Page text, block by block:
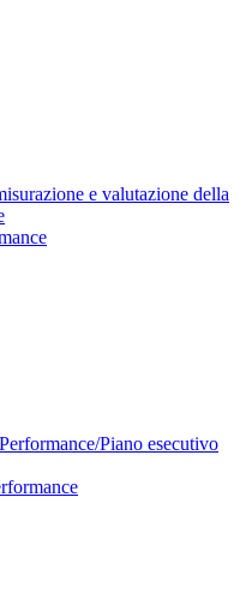
e valutazione della
Piano esecutivo